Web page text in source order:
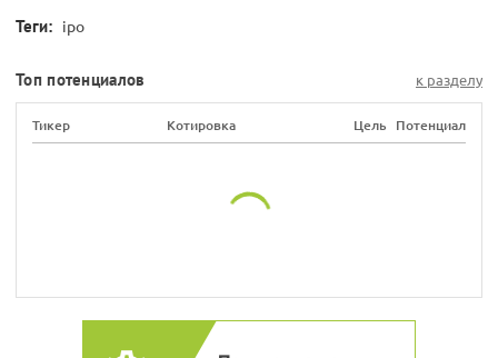
Теги: ipo
Топ потенциалов к разделу
Тикер Котировка Цель Потенциал